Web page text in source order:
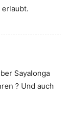
erlaubt.
Sayalonga
? Und auch